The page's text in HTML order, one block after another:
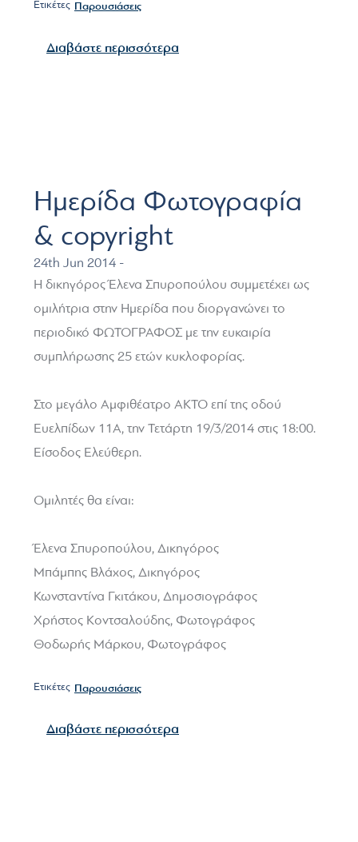
Ετικέτες Παρουσιάσεις
Διαβάστε περισσότερα
Ημερίδα Φωτογραφία
& copyright
24th Jun 2014 -
Η δικηγόρος Έλενα Σπυροπούλου συμμετέχει ως
ομιλήτρια στην Ημερίδα που διοργανώνει το
περιοδικό ΦΩΤΟΓΡΑΦΟΣ με την ευκαιρία
συμπλήρωσης 25 ετών κυκλοφορίας.
Στο μεγάλο Αμφιθέατρο ΑΚΤΟ επί της οδού
Ευελπίδων 11Α, την Τετάρτη 19/3/2014 στις 18:00.
Είσοδος Ελεύθερη.
Ομιλητές θα είναι:
Έλενα Σπυροπούλου, Δικηγόρος
Μπάμπης Βλάχος, Δικηγόρος
Κωνσταντίνα Γκιτάκου, Δημοσιογράφος
Χρήστος Κοντσαλούδης, Φωτογράφος
Θοδωρής Μάρκου, Φωτογράφος
Ετικέτες Παρουσιάσεις
Διαβάστε περισσότερα